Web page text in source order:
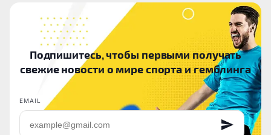
Подпишитесь, чтобы первыми получать
свежие новости о мире спорта и гемблинга
EMAIL